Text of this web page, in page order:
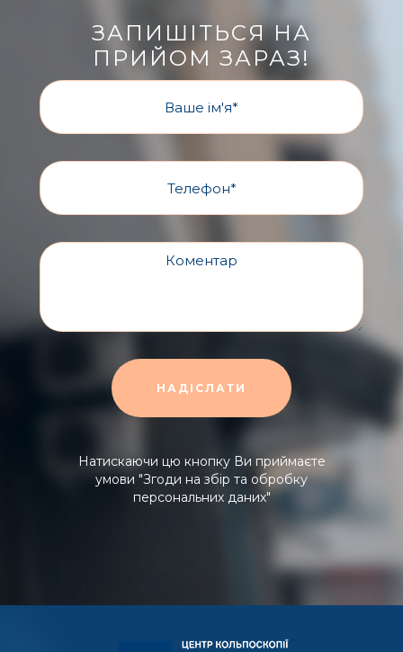
ЗАПИШІТЬСЯ НА
ПРИЙОМ ЗАРАЗ!
Натискаючи цю кнопку Ви приймаєте
умови "Згоди на збір та обробку
персональних даних"